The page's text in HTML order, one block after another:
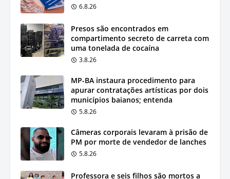
6.8.26
Presos são encontrados em
compartimento secreto de carreta com
uma tonelada de cocaína
3.8.26
MP-BA instaura procedimento para
apurar contratações artísticas por dois
municípios baianos; entenda
5.8.26
Câmeras corporais levaram à prisão de
PM por morte de vendedor de lanches
5.8.26
Professora e seis filhos são mortos a